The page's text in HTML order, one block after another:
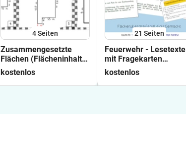
4Seiten
Zusammengesetzte
Flächen (Flächeninhalt) -
Angabekarten
kostenlos
21 Seiten
Feuerwehr - Lesetexte
mit Fragekarten
(differenziert)
kostenlos